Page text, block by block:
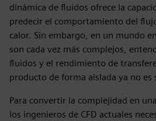
dinámica de fluidos ofrece la
predecir el comportamiento del
calor. Sin embargo, en un mundo
son cada vez más complejos,
fluidos y el rendimiento de
producto de forma aislada ya no es
Para convertir la complejidad en
los ingenieros de CFD actuales